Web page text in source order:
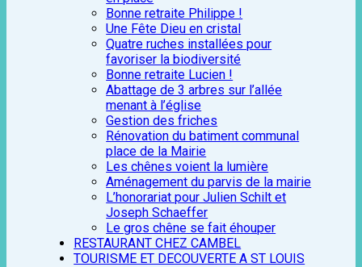
Bonne retraite Philippe !
Une Fête Dieu en cristal
Quatre ruches installées pour
favoriser la biodiversité
Bonne retraite Lucien !
Abattage de 3 arbres sur l’allée
menant à l’église
Gestion des friches
Rénovation du batiment communal
place de la Mairie
Les chênes voient la lumière
Aménagement du parvis de la mairie
L’honorariat pour Julien Schilt et
Joseph Schaeffer
Le gros chêne se fait éhouper
RESTAURANT CHEZ CAMBEL
TOURISME ET DECOUVERTE A ST LOUIS